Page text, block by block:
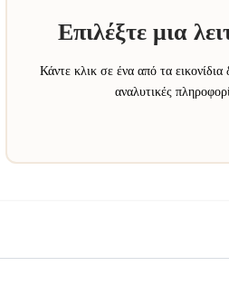
Επιλέξτε μια
Κάντε κλικ σε ένα από τα εικονίδια
αναλυτικές